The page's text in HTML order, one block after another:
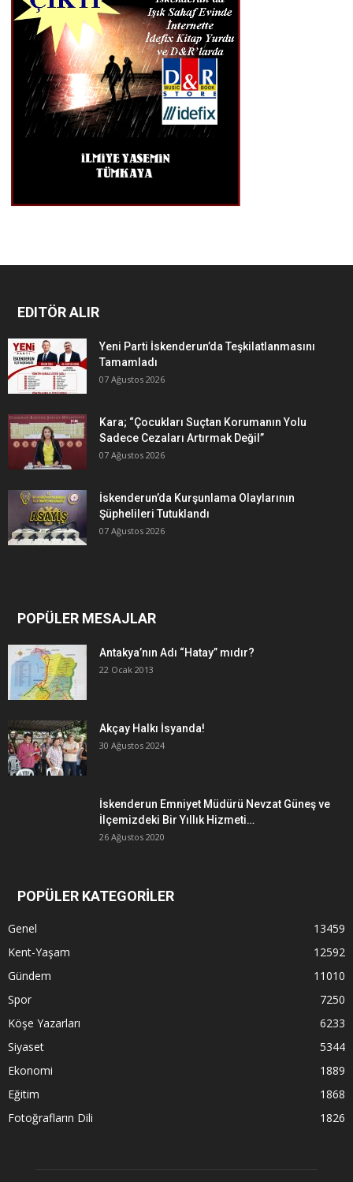
EDITÖR ALIR
Yeni Parti İskenderun’da Teşkilatlanmasını
Tamamladı
07 Ağustos 2026
Kara; “Çocukları Suçtan Korumanın Yolu
Sadece Cezaları Artırmak Değil”
07 Ağustos 2026
İskenderun’da Kurşunlama Olaylarının
Şüphelileri Tutuklandı
07 Ağustos 2026
POPÜLER MESAJLAR
Antakya’nın Adı “Hatay” mıdır?
22 Ocak 2013
Akçay Halkı İsyanda!
30 Ağustos 2024
İskenderun Emniyet Müdürü Nevzat Güneş ve
İlçemizdeki Bir Yıllık Hizmeti…
26 Ağustos 2020
POPÜLER KATEGORİLER
Genel
13459
Kent-Yaşam
12592
Gündem
11010
Spor
7250
Köşe Yazarları
6233
Siyaset
5344
Ekonomi
1889
Eğitim
1868
Fotoğrafların Dili
1826